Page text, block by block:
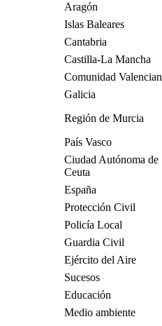
Aragón
Islas Baleares
Cantabria
Castilla-La Mancha
Comunidad
Galicia
Región de Murcia
País Vasco
Ciudad Autónoma de
Ceuta
España
Protección Civil
Policía Local
Guardia Civil
Ejército del Aire
Sucesos
Educación
Medio ambiente